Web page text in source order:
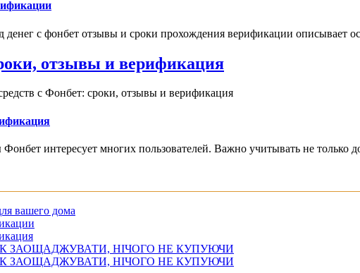
с фонбет отзывы и сроки прохождения верификации описывает
отзывы и верификация
с Фонбет: сроки, отзывы и верификация
интересует многих пользователей. Важно учитывать не только
вашего дома
ЗАОЩАДЖУВАТИ, НІЧОГО НЕ КУПУЮЧИ
ЗАОЩАДЖУВАТИ, НІЧОГО НЕ КУПУЮЧИ